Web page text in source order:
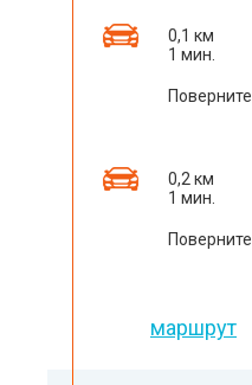
0,1 км
1 мин.
Поверните
0,2 км
1 мин.
Поверните
маршрут